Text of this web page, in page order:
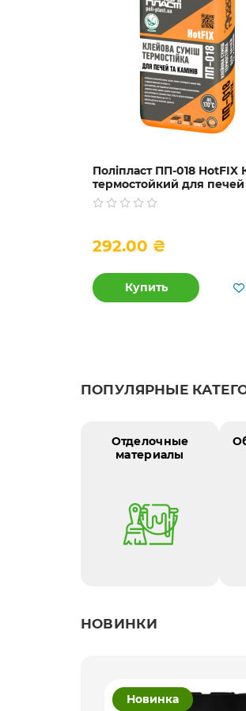
Поліпласт ПП-018 HotFIX
термостойкий для
каминов, 20 кг
292.00 ₴
Купить
ПОПУЛЯРНЫЕ
Отделочные
материалы
НОВИНКИ
Новинка